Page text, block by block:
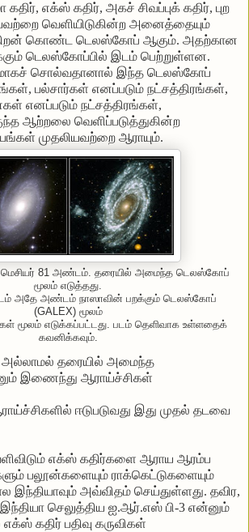
கதிர், எக்ஸ் கதிர், அகச் சிவப்புக் கதிர், புற
வெளியிடுகின்ற அனைத்தையும்
கொண்ட டெலஸ்கோப் ஆகும். அதற்கான
டெலஸ்கோப்பில் இடம் பெற்றுள்ளன.
சொல்வதானால் இந்த டெலஸ்கோப்
, பல்சார்கள் எனப்படும் நட்சத்திரங்கள்,
எனப்படும் நட்சத்திரங்கள்,
ஆற்றலை வெளிப்படுத்துகின்ற
முதலியவற்றை ஆராயும்.
மெசியர் 81 அண்டம். தரையில் அமைந்த டெலஸ்கோப்
மூலம் எடுத்தது.
அதே அண்டம் நாஸாவின் பறக்கும் டெலஸ்கோப்
(GALEX) மூலம்
மூலம் எடுக்கப்பட்டது. படம் தெளிவாக உள்ளதைக்
கவனிக்கவும்.
அல்லாமல் தரையில் அமைந்த
இணைந்து ஆராய்ச்சிகள்
ஈடுபடுவது இது முதல் தடவை
எக்ஸ் கதிர்களை ஆராய ஆரம்ப
பலூன்களையும் ராக்கெட்டுகளையும்
இந்தியாவும் அவ்விதம் செய்துள்ளது. தவிர,
இந்தியா செலுத்திய ஐ.ஆர்.எஸ் பி-3 என்னும்
எக்ஸ் கதிர் பதிவு கருவிகள்